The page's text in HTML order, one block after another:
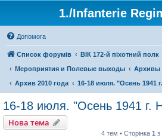
1./Infanterie
Допомога
Список форумів
ВІК 172-й піхотний полк
Мероприятия и Полевые выходы
Архивы
Архив 2010 года
16-18 июля. "Осень 1941
16-18 июля. "Осень 1941 г.
Нова тема
4 тем • Сторінка 1 з